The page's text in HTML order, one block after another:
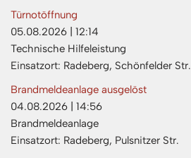
Türnotöffnung
05.08.2026
12:14
Technische Hilfeleistung
Einsatzort: Radeberg, Schönfelder Str.
Brandmeldeanlage ausgelöst
04.08.2026
14:56
Brandmeldeanlage
Einsatzort: Radeberg, Pulsnitzer Str.